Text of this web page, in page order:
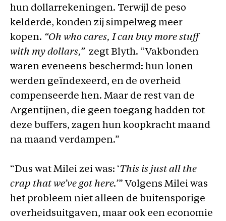
hun dollarrekeningen. Terwijl de peso
kelderde, konden zij simpelweg meer
kopen. “Oh who cares, I can buy more stuff
with my dollars,” zegt Blyth. “Vakbonden
waren eveneens beschermd: hun lonen
werden geïndexeerd, en de overheid
compenseerde hen. Maar de rest van de
Argentijnen, die geen toegang hadden tot
deze buffers, zagen hun koopkracht maand
na maand verdampen.”
“Dus wat Milei zei was: ‘This is just all the
crap that we’ve got here.’” Volgens Milei was
het probleem niet alleen de buitensporige
overheidsuitgaven, maar ook een economie